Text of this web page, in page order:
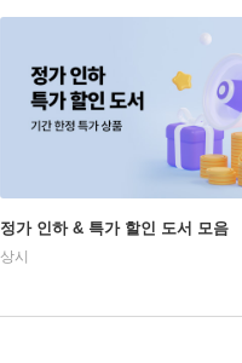
정가 인하 & 특가 할인 도서 모음
상시